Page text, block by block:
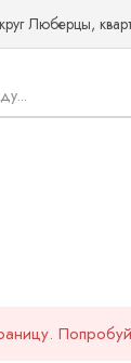
Люберцы,